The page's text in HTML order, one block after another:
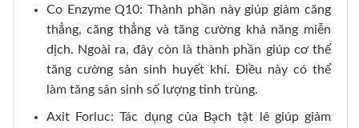
Co Enzyme Q10: Thành phần này giúp giảm căng
thẳng, căng thẳng và tăng cường khả năng miễn
dịch. Ngoài ra, đây còn là thành phần giúp cơ thể
tăng cường sản sinh huyết khí. Điều này có thể
làm tăng sản sinh số lượng tinh trùng.
Axit Forluc: Tác dụng của Bạch tật lê giúp giảm